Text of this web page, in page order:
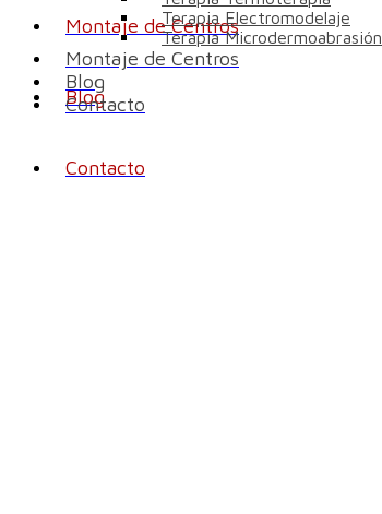
Montaje de Centros
Blog
Contacto
Terapia Electromodelaje
Terapia Microdermoabrasión
Montaje de Centros
Blog
Contacto